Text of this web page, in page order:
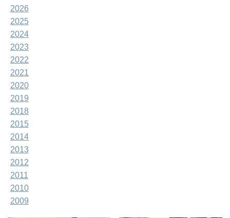
2026
2025
2024
2023
2022
2021
2020
2019
2018
2015
2014
2013
2012
2011
2010
2009